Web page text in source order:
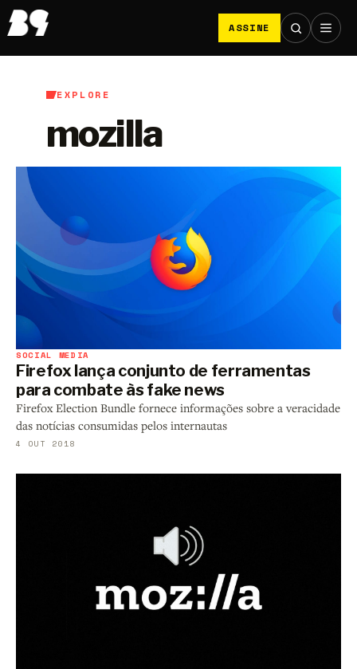
ASSINE
EXPLORE
mozilla
SOCIAL MEDIA
Firefox lança conjunto de ferramentas
para combate às fake news
Firefox Election Bundle fornece informações sobre a veracidade
das notícias consumidas pelos internautas
4 OUT 2018